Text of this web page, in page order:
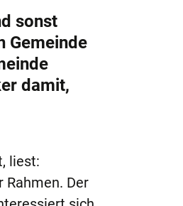
sonst
Gemeinde
damit,
liest:
Rahmen. Der